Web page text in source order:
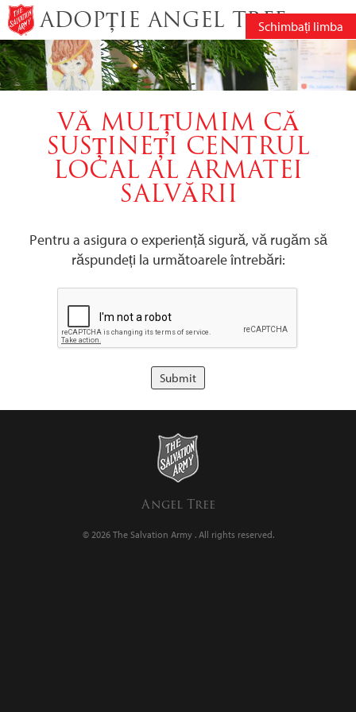
ADOPȚIE ANGEL TREESchimbați limba
VĂ MULȚUMIM CĂ
SUSȚINEȚI CENTRUL
LOCAL AL ARMATEI
SALVĂRII
Pentru a asigura o experiență sigură, vă rugăm să
răspundeți la următoarele întrebări:
Angel Tree
© 2026 The Salvation Army . All rights reserved.